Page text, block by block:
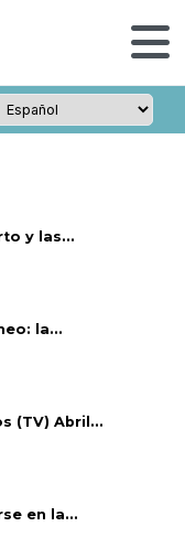
y las...
la...
(TV) Abril...
en la...